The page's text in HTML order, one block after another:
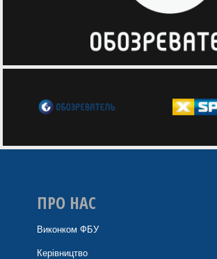
ПРО НАС
Виконком ФБУ
Керівництво